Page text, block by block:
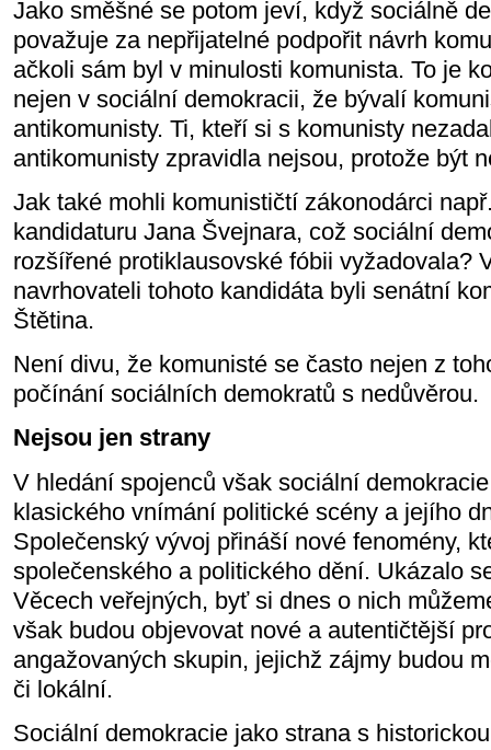
Jako směšné se potom jeví, když sociálně
považuje za nepřijatelné podpořit návrh
ačkoli sám byl v minulosti komunista. To je
nejen v sociální demokracii, že bývalí
antikomunisty. Ti, kteří si s komunisty
antikomunisty zpravidla nejsou, protože být
Jak také mohli komunističtí zákonodárci
kandidaturu Jana Švejnara, což sociální
rozšířené protiklausovské fóbii vyžadovala?
navrhovateli tohoto kandidáta byli senátní
Štětina.
Není divu, že komunisté se často nejen z
počínání sociálních demokratů s nedůvěrou.
Nejsou jen strany
V hledání spojenců však sociální
klasického vnímání politické scény a jejího
Společenský vývoj přináší nové fenomény,
společenského a politického dění. Ukázalo
Věcech veřejných, byť si dnes o nich
však budou objevovat nové a autentičtější
angažovaných skupin, jejichž zájmy budou
či lokální.
Sociální demokracie jako strana s